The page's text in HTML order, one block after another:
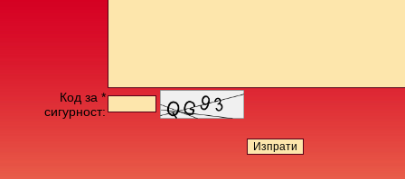
Код за *
сигурност: